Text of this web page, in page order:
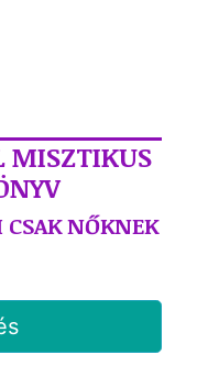
MISZTIKUS
CSAK NŐKNEK